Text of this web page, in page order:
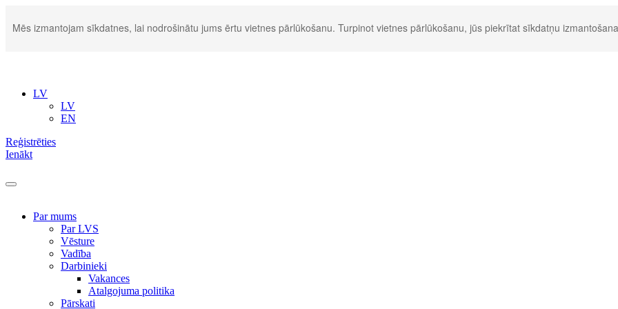
Mēs izmantojam sīkdatnes, lai nodrošinātu jums ērtu vietnes pārlūkošanu. Turpinot vietnes pārlūkošanu, jūs piekrītat sīkdatņu
LV
LV
EN
Reģistrēties
Ienākt
Par mums
Par LVS
Vēsture
Vadība
Darbinieki
Vakances
Atalgojuma politika
Pārskati